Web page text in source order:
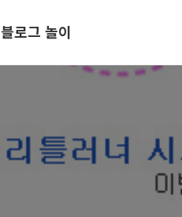
로그 놀이